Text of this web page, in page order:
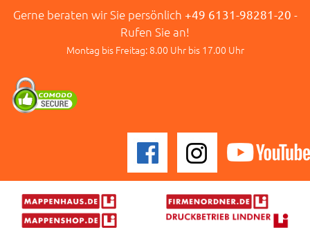
Gerne beraten wir Sie persönlich +49 6131-98281-20 -
Rufen Sie an!
Montag bis Freitag: 8.00 Uhr bis 17.00 Uhr